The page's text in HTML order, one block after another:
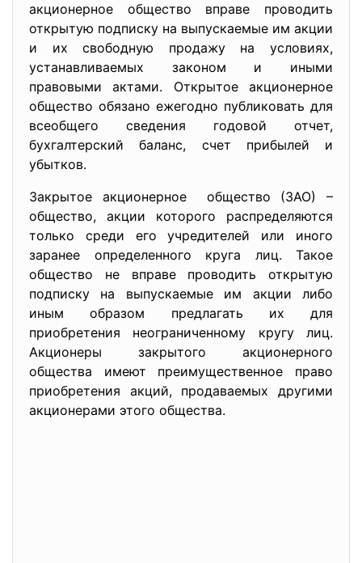
акционерное общество вправе проводить
открытую подписку на выпускаемые им акции
и их свободную продажу на условиях,
устанавливаемых законом и иными
правовыми актами. Открытое акционерное
общество обязано ежегодно публиковать для
всеобщего сведения годовой отчет,
бухгалтерский баланс, счет прибылей и
убытков.
Закрытое акционерное общество (ЗАО) –
общество, акции которого распределяются
только среди его учредителей или иного
заранее определенного круга лиц. Такое
общество не вправе проводить открытую
подписку на выпускаемые им акции либо
иным образом предлагать их для
приобретения неограниченному кругу лиц.
Акционеры закрытого акционерного
общества имеют преимущественное право
приобретения акций, продаваемых другими
акционерами этого общества.